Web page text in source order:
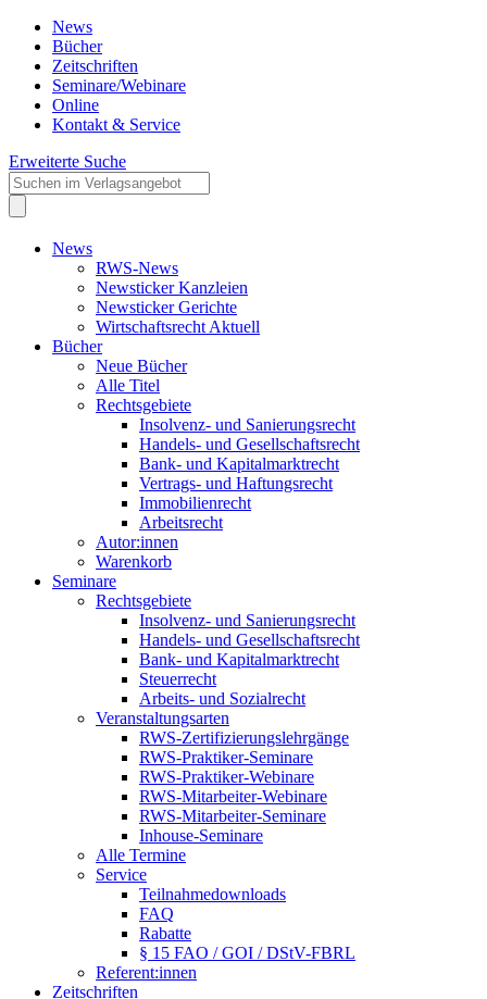
News
Bücher
Zeitschriften
Seminare/Webinare
Online
Kontakt & Service
Erweiterte Suche
News
RWS-News
Newsticker Kanzleien
Newsticker Gerichte
Wirtschaftsrecht Aktuell
Bücher
Neue Bücher
Alle Titel
Rechtsgebiete
Insolvenz- und Sanierungsrecht
Handels- und Gesellschaftsrecht
Bank- und Kapitalmarktrecht
Vertrags- und Haftungsrecht
Immobilienrecht
Arbeitsrecht
Autor:innen
Warenkorb
Seminare
Rechtsgebiete
Insolvenz- und Sanierungsrecht
Handels- und Gesellschaftsrecht
Bank- und Kapitalmarktrecht
Steuerrecht
Arbeits- und Sozialrecht
Veranstaltungsarten
RWS-Zertifizierungslehrgänge
RWS-Praktiker-Seminare
RWS-Praktiker-Webinare
RWS-Mitarbeiter-Webinare
RWS-Mitarbeiter-Seminare
Inhouse-Seminare
Alle Termine
Service
Teilnahmedownloads
FAQ
Rabatte
§ 15 FAO / GOI / DStV-FBRL
Referent:innen
Zeitschriften